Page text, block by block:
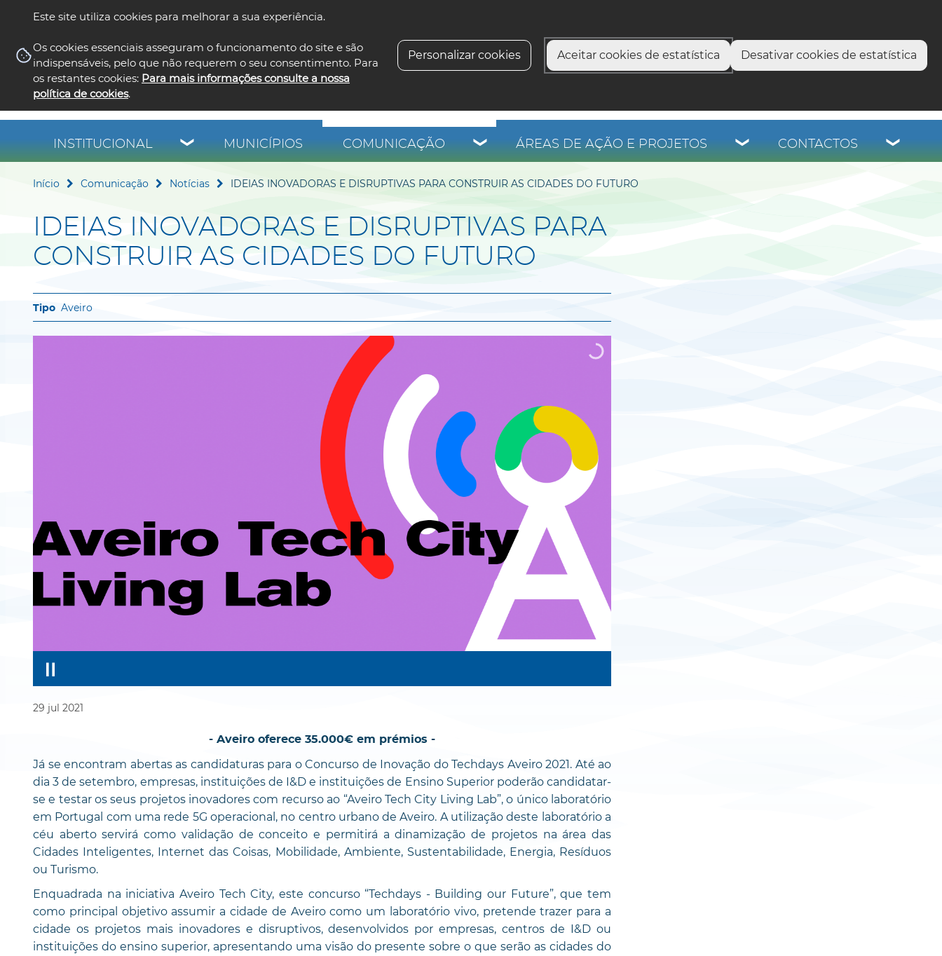
Este site utiliza cookies para melhorar a sua experiência.
Os cookies essenciais asseguram o funcionamento do site e são
indispensáveis, pelo que não requerem o seu consentimento. Para
os restantes cookies: Para mais informações consulte a nossa
política de cookies.
Personalizar cookies Aceitar cookies de estatística Desativar cookies de estatística
INSTITUCIONAL MUNICÍPIOS COMUNICAÇÃO ÁREAS DE AÇÃO E PROJETOS CONTACTOS
Início Comunicação Notícias IDEIAS INOVADORAS E DISRUPTIVAS PARA CONSTRUIR AS CIDADES DO FUTURO
IDEIAS INOVADORAS E DISRUPTIVAS PARA
CONSTRUIR AS CIDADES DO FUTURO
Aveiro
29 jul 2021
- Aveiro oferece 35.000€ em prémios -
Já se encontram abertas as candidaturas para o Concurso de Inovação do Techdays Aveiro 2021. Até ao
dia 3 de setembro, empresas, instituições de I&D e instituições de Ensino Superior poderão candidatar-
se e testar os seus projetos inovadores com recurso ao “Aveiro Tech City Living Lab”, o único laboratório
em Portugal com uma rede 5G operacional, no centro urbano de Aveiro. A utilização deste laboratório a
céu aberto servirá como validação de conceito e permitirá a dinamização de projetos na área das
Cidades Inteligentes, Internet das Coisas, Mobilidade, Ambiente, Sustentabilidade, Energia, Resíduos
ou Turismo.
Enquadrada na iniciativa Aveiro Tech City, este concurso “Techdays - Building our Future”, que tem
como principal objetivo assumir a cidade de Aveiro como um laboratório vivo, pretende trazer para a
cidade os projetos mais inovadores e disruptivos, desenvolvidos por empresas, centros de I&D ou
instituições do ensino superior, apresentando uma visão do presente sobre o que serão as cidades do